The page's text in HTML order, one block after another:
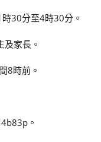
30分至4時30分。
家長。
8時前。
。